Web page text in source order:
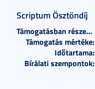
Scriptum Ösztöndíj
Támogatásban részesülők száma:
Támogatás mértéke:
Időtartama:
Bírálati szempontok: